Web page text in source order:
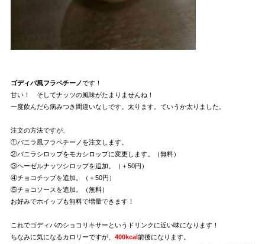
ゴディバ風フラペチーノです！
甘い！ そしてナッツの風味がたまりませんね！
一度飲んだら病みつき間違いなしです。太ります。ていうか太りました。
注文の方法ですが、
①バニラ風フラペチーノを注文します。
②バニラシロップをモカシロップに変更します。（無料）
③ヘーゼルナッツシロップを追加。（＋50円）
④チョコチップを追加。（＋50円）
⑤チョコソースを追加。（無料）
お好みでホイップも無料で増量できます！
これでゴディバのショコリキサーというドリンクに近い味になります！
ちなみに気になるカロリーですが、 400kcal前後になります。